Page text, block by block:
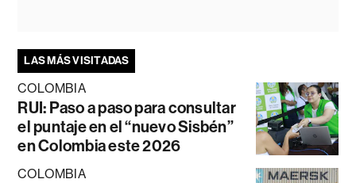
LAS MÁS VISITADAS
COLOMBIA
RUI: Paso a paso para consultar
el puntaje en el “nuevo Sisbén”
en Colombia este 2026
COLOMBIA